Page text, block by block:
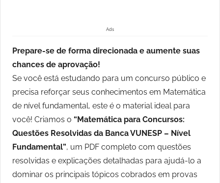
Ads
Prepare-se de forma direcionada e aumente suas
chances de aprovação!
Se você está estudando para um concurso público e
precisa reforçar seus conhecimentos em Matemática
de nível fundamental, este é o material ideal para
você! Criamos o “Matemática para Concursos:
Questões Resolvidas da Banca VUNESP – Nível
Fundamental”, um PDF completo com questões
resolvidas e explicações detalhadas para ajudá-lo a
dominar os principais tópicos cobrados em provas